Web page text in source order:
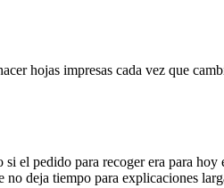
hojas impresas cada vez que
el pedido para recoger era para hoy
deja tiempo para explicaciones